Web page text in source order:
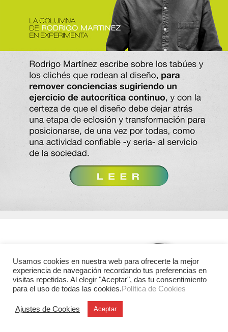
Usamos cookies en nuestra web para ofrecerte la mejor
experiencia de navegación recordando tus preferencias en
visitas repetidas. Al elegir "Aceptar", das tu consentimiento
para el uso de todas las cookies.Política de Cookies
Ajustes de Cookies Aceptar